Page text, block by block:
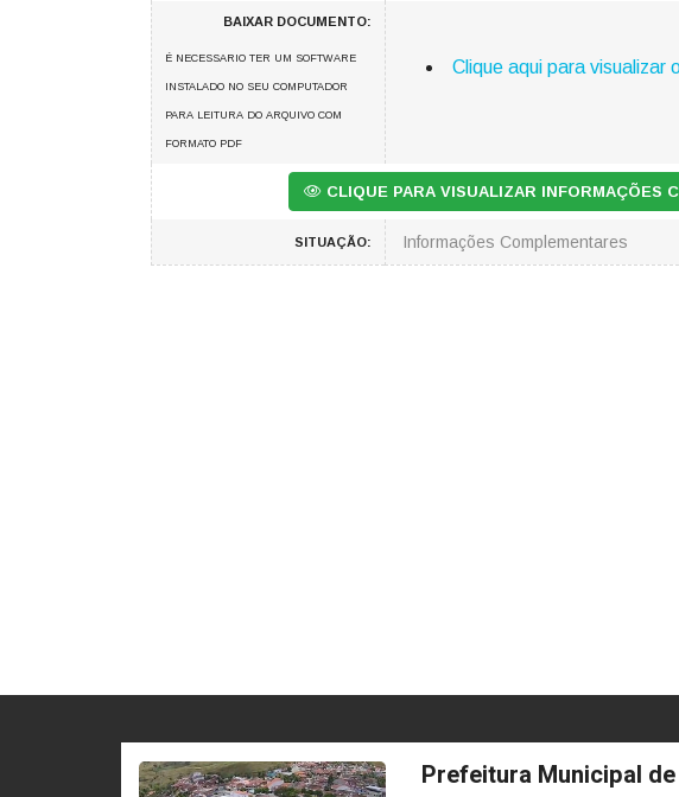
BAIXAR DOCUMENTO:
É NECESSARIO TER UM SOFTWARE
INSTALADO NO SEU COMPUTADOR
PARA LEITURA DO ARQUIVO COM
FORMATO PDF
Clique aqui para visualizar
CLIQUE PARA VISUALIZAR INFORMAÇÕES
SITUAÇÃO: Informações Complementares
Prefeitura Municipal